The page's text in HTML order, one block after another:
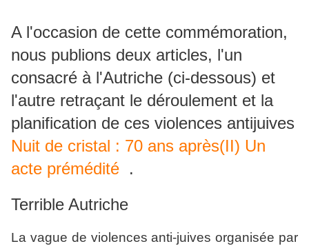
A l'occasion de cette commémoration,
nous publions deux articles, l'un
consacré à l'Autriche (ci-dessous) et
l'autre retraçant le déroulement et la
planification de ces violences antijuives
Nuit de cristal : 70 ans après(II) Un
acte prémédité .
Terrible Autriche
La vague de violences anti-juives organisée par